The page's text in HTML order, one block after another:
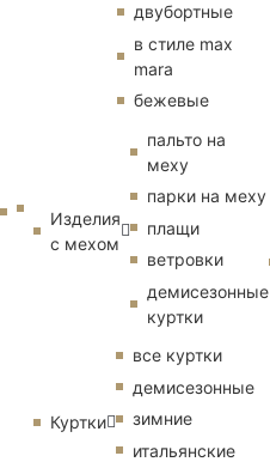
двубортные
в стиле max
mara
бежевые
Изделия
с мехом
пальто на
меху
парки на меху
плащи
ветровки
демисезонные
куртки
Куртки
все куртки
демисезонные
зимние
итальянские